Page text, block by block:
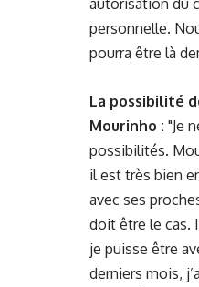
autorisation du
personnelle.
pourra être là
La possibilité
Mourinho : "Je
possibilités.
il est très bien
avec ses
doit être le cas.
je puisse être
derniers mois,